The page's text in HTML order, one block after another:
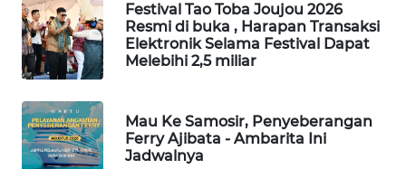
Festival Tao Toba Joujou 2026
Resmi di buka , Harapan Transaksi
Elektronik Selama Festival Dapat
Melebihi 2,5 miliar
Mau Ke Samosir, Penyeberangan
Ferry Ajibata - Ambarita Ini
Jadwalnya
NEWS
METRO
SIANTAR
METRO
MEDAN